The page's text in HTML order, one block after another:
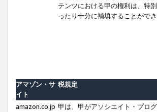
テンツにおける甲の権利は、特
ったり十分に補填することがで
アマゾン・サ
イト
税規定
amazon.co.jp 甲は、甲がアソシエイト・プロ